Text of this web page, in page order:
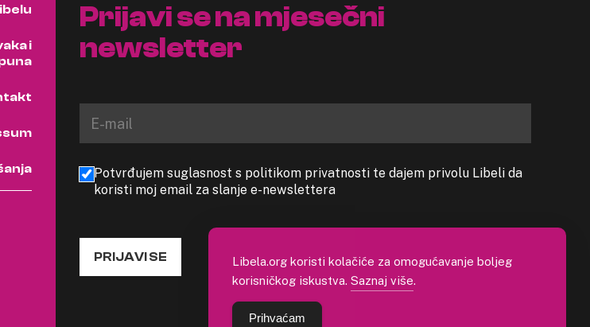
i
Prijavi se na mjesečni
newsletter
Potvrđujem suglasnost s politikom privatnosti te dajem privolu Libeli da
koristi moj email za slanje e-newslettera
PRIJAVI SE
Libela.org koristi kolačiće za omogućavanje boljeg
korisničkog iskustva. Saznaj više.
Prihvaćam